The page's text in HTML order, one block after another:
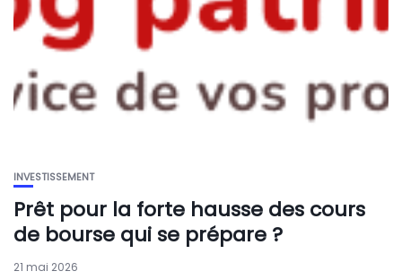
INVESTISSEMENT
Prêt pour la forte hausse des cours
de bourse qui se prépare ?
21 mai 2026